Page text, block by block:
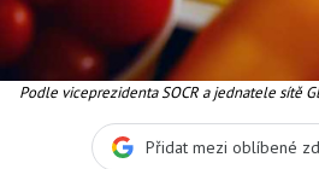
Podle viceprezidenta SOCR a jednatele sítě
konkurence maloobchodních sítí, Foto:SXC
Přidat mezi oblíbené